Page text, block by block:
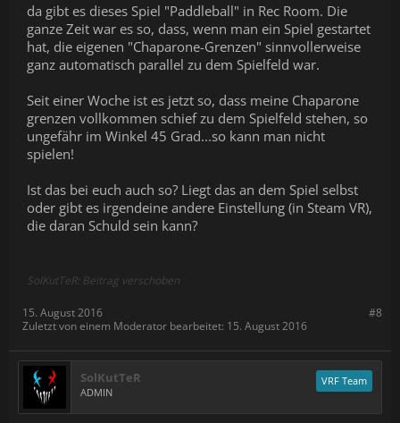
da gibt es dieses Spiel "Paddleball" in Rec Room. Die
ganze Zeit war es so, dass, wenn man ein Spiel gestartet
hat, die eigenen "Chaparone-Grenzen" sinnvollerweise
ganz automatisch parallel zu dem Spielfeld war.
Seit einer Woche ist es jetzt so, dass meine Chaparone
grenzen vollkommen schief zu dem Spielfeld stehen, so
ungefähr im Winkel 45 Grad...so kann man nicht
spielen!
Ist das bei euch auch so? Liegt das an dem Spiel selbst
oder gibt es irgendeine andere Einstellung (in Steam VR),
die daran Schuld sein kann?
SolKutTeR: Beitrag verschoben
#8
15. August 2016
Zuletzt von einem Moderator bearbeitet: 15. August 2016
SolKutTeR
ADMIN
VRF Team